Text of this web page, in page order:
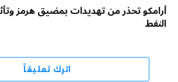
أرامكو تحذر من تهديدات بمضيق هرمز
النفط
اترك تعليقاً